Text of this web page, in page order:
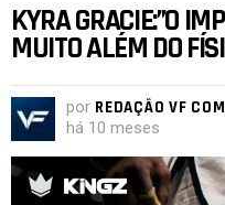
KYRA GRACIE:”O
MUITO ALÉM DO
por REDAÇÃO VF
há 10 meses